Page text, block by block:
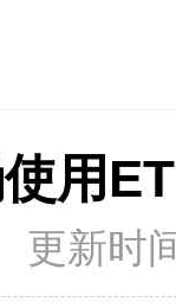
用
更新时